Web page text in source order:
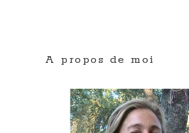
A propos de moi